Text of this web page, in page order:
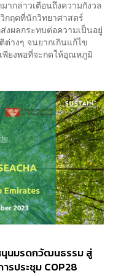
ากล่าวเตือนถึงความกังวล
กฤตที่นักวิทยาศาสตร์
งผลกระทบต่อความเป็นอยู่
างๆ จนยากเกินแก้ไข
พียงพอที่จะกดให้อุณหภูมิ
นมรดกวัฒนธรรม สู่
รประชุม COP28